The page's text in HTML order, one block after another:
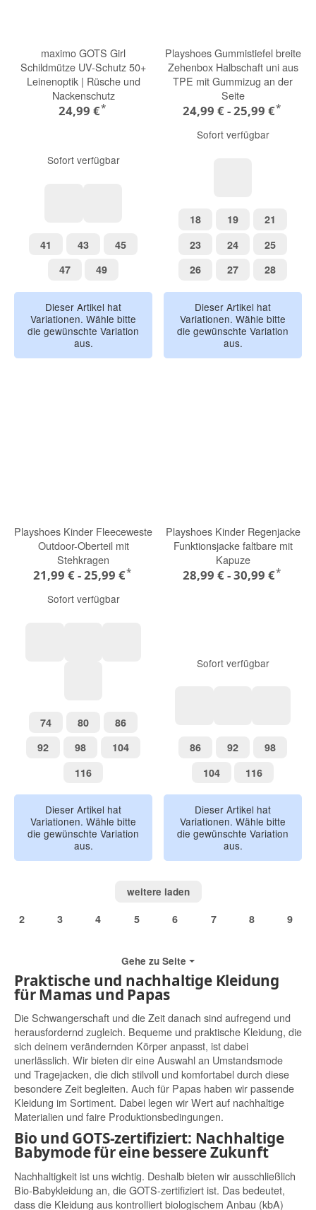
maximo GOTS Girl
Schildmütze UV-Schutz 50+
Leinenoptik | Rüsche und
Nackenschutz
24,99 €*
Sofort verfügbar
wollweiß-blümchen
41
4343 4545
4747 4949
Dieser Artikel hat
Variationen. Wähle bitte
die gewünschte Variation
aus.
Playshoes Gummistiefel breite
Zehenbox Halbschaft uni aus
TPE mit Gummizug an der
Seite
24,99 € -25,99 €*
Sofort verfügbar
1818 1919 21
2323 2424 2525
2626 2727 2828
Dieser Artikel hat
Variationen. Wähle bitte
die gewünschte Variation
aus.
Playshoes Kinder Fleeceweste
Outdoor-Oberteil mit
Stehkragen
21,99 € -25,99 €*
Sofort verfügbar
7474 8080 8686
9292 9898 104104
116116
Dieser Artikel hat
Variationen. Wähle bitte
die gewünschte Variation
aus.
Playshoes Kinder Regenjacke
Funktionsjacke faltbare mit
Kapuze
28,99 € -30,99 €*
Sofort verfügbar
8686 9292 9898
104104 116116
Dieser Artikel hat
Variationen. Wähle bitte
die gewünschte Variation
aus.
weitere laden
2 3 4 5 6 7 8 9
Gehe zu Seite
Praktische und nachhaltige Kleidung
für Mamas und Papas
Die Schwangerschaft und die Zeit danach sind aufregend und
herausfordernd zugleich. Bequeme und praktische Kleidung, die
sich deinem verändernden Körper anpasst, ist dabei
unerlässlich. Wir bieten dir eine Auswahl an Umstandsmode
und Tragejacken, die dich stilvoll und komfortabel durch diese
besondere Zeit begleiten. Auch für Papas haben wir passende
Kleidung im Sortiment. Dabei legen wir Wert auf nachhaltige
Materialien und faire Produktionsbedingungen.
Bio und GOTS-zertifiziert: Nachhaltige
Babymode für eine bessere Zukunft
Nachhaltigkeit ist uns wichtig. Deshalb bieten wir ausschließlich
Bio-Babykleidung an, die GOTS-zertifiziert ist. Das bedeutet,
dass die Kleidung aus kontrolliert biologischem Anbau (kbA)